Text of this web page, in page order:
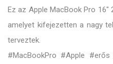
Ez az Apple MacBook Pro 16"
amelyet kifejezetten a nagy
terveztek.
#MacBookPro #Apple